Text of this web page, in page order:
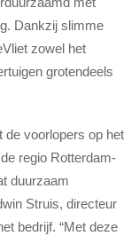
Dankzij slimme
zowel het
grotendeels
de voorlopers op het
regio Rotterdam-
duurzaam
Struis, directeur
bedrijf. “Met deze